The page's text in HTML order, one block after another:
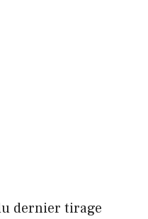
dernier tirage